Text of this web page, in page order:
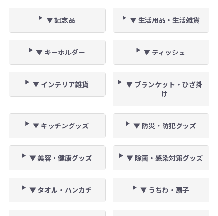
▼ 記念品 ▼ 生活用品・生活雑貨
▼ キーホルダー ▼ ティッシュ
▼ インテリア雑貨
▼ ブランケット・ひざ掛
け
▼ キッチングッズ ▼ 防災・防犯グッズ
▼ 美容・健康グッズ ▼ 除菌・感染対策グッズ
▼ タオル・ハンカチ ▼ うちわ・扇子